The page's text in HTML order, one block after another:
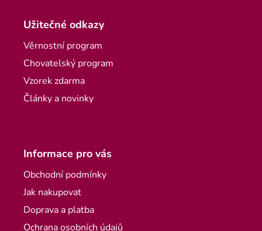
Užitečné odkazy
Věrnostní program
Chovatelský program
Vzorek zdarma
Články a novinky
Informace pro vás
Obchodní podmínky
Jak nakupovat
Doprava a platba
Ochrana osobních údajů